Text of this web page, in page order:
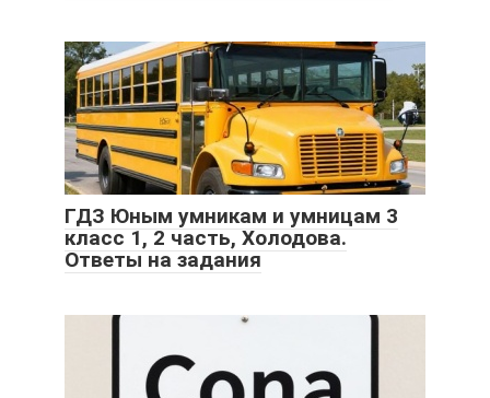
ГДЗ Юным умникам и умницам 3
класс 1, 2 часть, Холодова.
Ответы на задания